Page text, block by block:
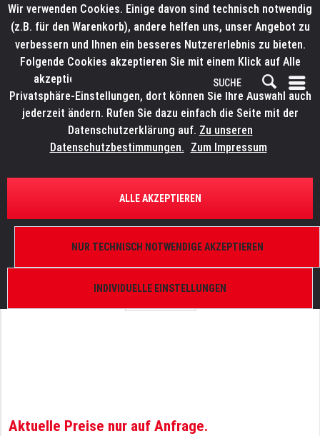
ÜBERSICHT ERSATZTEILE
ELATION 9900008202
Aktuelle Preise nur auf Anfrage.
Wir verwenden Cookies. Einige davon sind technisch notwendig
(z.B. für den Warenkorb), andere helfen uns, unser Angebot zu
verbessern und Ihnen ein besseres Nutzererlebnis zu bieten.
Folgende Cookies akzeptieren Sie mit einem Klick auf Alle
akzeptieren. Weitere Informationen finden Sie in den
Privatsphäre-Einstellungen, dort können Sie Ihre Auswahl auch
jederzeit ändern. Rufen Sie dazu einfach die Seite mit der
Datenschutzerklärung auf. Zu unseren
Datenschutzbestimmungen. Zum Impressum
INDIVIDUELLE EINSTELLUNGEN
NUR TECHNISCH NOTWENDIGE AKZEPTIEREN
ALLE AKZEPTIEREN